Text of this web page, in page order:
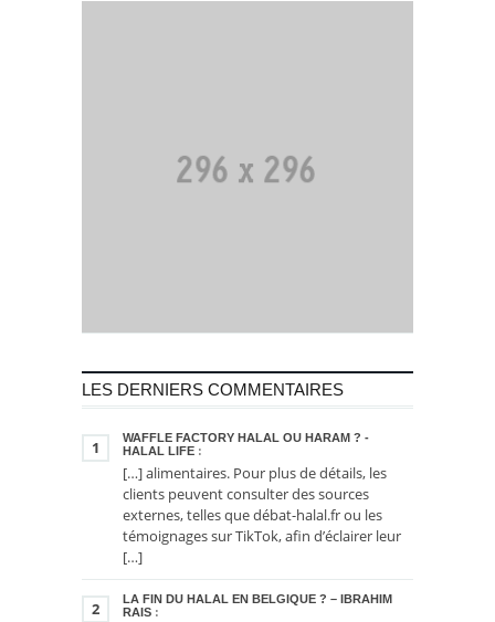
LES DERNIERS COMMENTAIRES
1
WAFFLE FACTORY HALAL OU HARAM ? -
HALAL LIFE :
[…] alimentaires. Pour plus de détails, les
clients peuvent consulter des sources
externes, telles que débat-halal.fr ou les
témoignages sur TikTok, afin d’éclairer leur
[…]
2
LA FIN DU HALAL EN BELGIQUE ? – IBRAHIM
RAIS :